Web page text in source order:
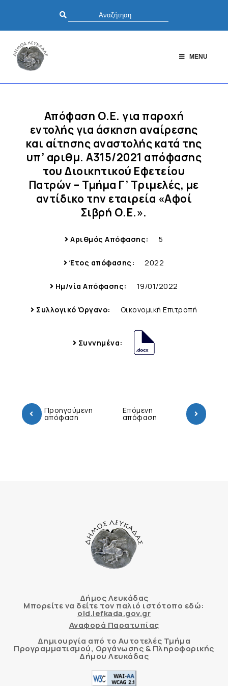
MENU
Απόφαση Ο.Ε. για παροχή
εντολής για άσκηση αναίρεσης
και αίτησης αναστολής κατά της
υπ’ αριθμ. Α315/2021 απόφασης
του Διοικητικού Εφετείου
Πατρών – Τμήμα Γ’ Τριμελές, με
αντίδικο την εταιρεία «Αφοί
Σιβρή Ο.Ε.».
Αριθμός Απόφασης: 5
Έτος απόφασης: 2022
Ημ/νία Απόφασης: 19/01/2022
Συλλογικό Όργανο: Οικονομική Επιτροπή
Συννημένα:
Προηγούμενη
απόφαση
Επόμενη
απόφαση
Δήμος Λευκάδας
Μπορείτε να δείτε τον παλιό ιστότοπο εδώ:
old.lefkada.gov.gr
Αναφορά Παρατυπίας
Δημιουργία από το Αυτοτελές Τμήμα
Προγραμματισμού, Οργάνωσης & Πληροφορικής
Δήμου Λευκάδας